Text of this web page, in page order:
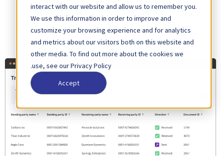
interact with our website and allow us to remember you.
We use this information in order to improve and
customize your browsing experience and for analytics
and metrics about our visitors both on this website and
other media. To find out more about the cookies we
use, see our Privacy Policy.
Accept